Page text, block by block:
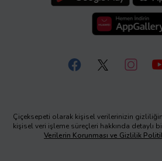
Çiçeksepeti olarak kişisel verilerinizin
kişisel veri işleme süreçleri hakkında detaylı
Verilerin Korunması ve Gizlilik